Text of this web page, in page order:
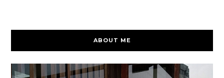
ABOUT ME